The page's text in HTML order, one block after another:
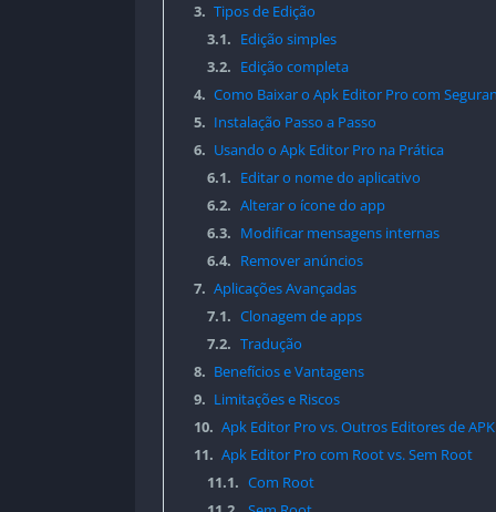
3. Tipos de Edição
3.1. Edição simples
3.2. Edição completa
4. Como Baixar o Apk Editor Pro com
5. Instalação Passo a Passo
6. Usando o Apk Editor Pro na Prática
6.1. Editar o nome do aplicativo
6.2. Alterar o ícone do app
6.3. Modificar mensagens internas
6.4. Remover anúncios
7. Aplicações Avançadas
7.1. Clonagem de apps
7.2. Tradução
8. Benefícios e Vantagens
9. Limitações e Riscos
10. Apk Editor Pro vs. Outros Editores de APK
11. Apk Editor Pro com Root vs. Sem Root
11.1. Com Root